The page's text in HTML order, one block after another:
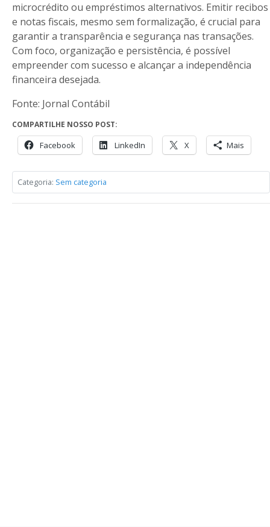
microcrédito ou empréstimos alternativos. Emitir recibos
e notas fiscais, mesmo sem formalização, é crucial para
garantir a transparência e segurança nas transações.
Com foco, organização e persistência, é possível
empreender com sucesso e alcançar a independência
financeira desejada.
Fonte: Jornal Contábil
COMPARTILHE NOSSO POST:
Facebook LinkedIn X Mais
Categoria: Sem categoria